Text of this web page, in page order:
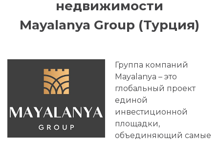
недвижимости
Mayalanya Group (Турция)
Группа компаний
Mayalanya – это
глобальный проект
единой
инвестиционной
площадки,
объединяющий самые